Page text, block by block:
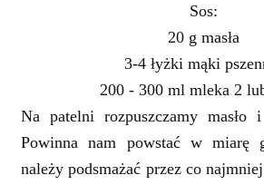
Sos:
20 g masła
3-4 łyżki mąki
200 - 300 ml mleka 2
Na patelni rozpuszczamy masło
Powinna nam powstać w miarę
należy podsmażać przez co